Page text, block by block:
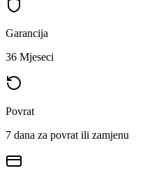
Garancija
36 Mjeseci
Povrat
7 dana za povrat ili zamjenu